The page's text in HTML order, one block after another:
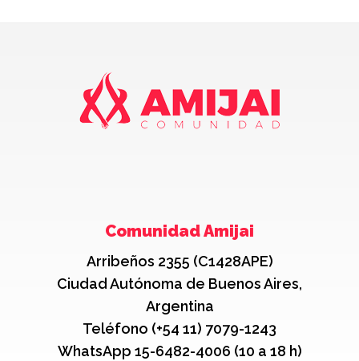
Comunidad Amijai
Arribeños 2355 (C1428APE)
Ciudad Autónoma de Buenos Aires,
Argentina
Teléfono (+54 11) 7079-1243
WhatsApp 15-6482-4006 (10 a 18 h)